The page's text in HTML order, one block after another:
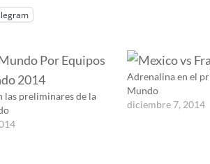
las preliminares de la
Adrenalina en el
Mundo
diciembre 7, 2014